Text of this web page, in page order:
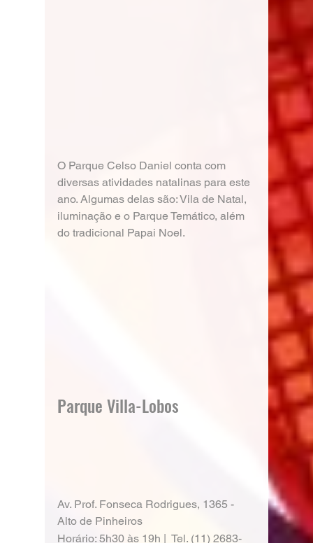
O Parque Celso Daniel conta com
diversas atividades natalinas para este
ano. Algumas delas são: Vila de Natal,
iluminação e o Parque Temático, além
do tradicional Papai Noel.
Parque Villa-Lobos
Av. Prof. Fonseca Rodrigues, 1365 -
Alto de Pinheiros
Horário: 5h30 às 19h |  Tel. (11) 2683-